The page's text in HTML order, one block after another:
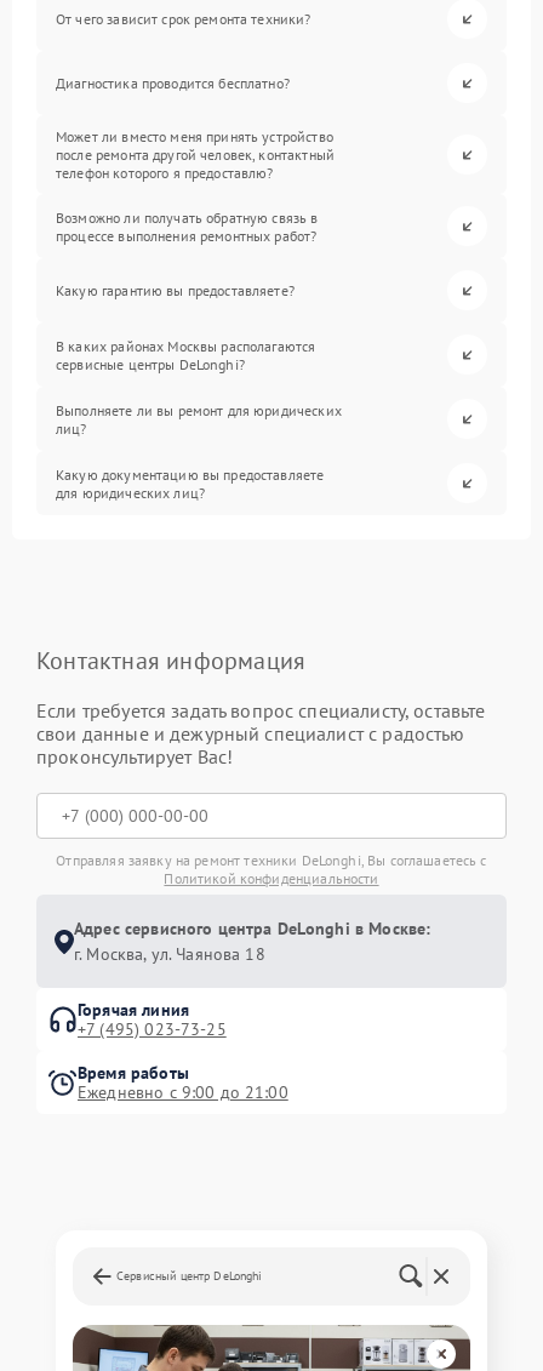
От чего зависит срок ремонта техники?
Диагностика проводится бесплатно?
Может ли вместо меня принять устройство
после ремонта другой человек, контактный
телефон которого я предоставлю?
Возможно ли получать обратную связь в
процессе выполнения ремонтных работ?
Какую гарантию вы предоставляете?
В каких районах Москвы располагаются
сервисные центры DeLonghi?
Выполняете ли вы ремонт для юридических
лиц?
Какую документацию вы предоставляете
для юридических лиц?
Контактная информация
Если требуется задать вопрос специалисту, оставьте
свои данные и дежурный специалист с радостью
проконсультирует Вас!
Отправляя заявку на ремонт техники DeLonghi, Вы соглашаетесь с
Политикой конфиденциальности
Адрес сервисного центра DeLonghi в Москве:
г. Москва, ул. Чаянова 18
Горячая линия
+7 (495) 023-73-25
Время работы
Ежедневно с 9:00 до 21:00
Сервисный центр DeLonghi